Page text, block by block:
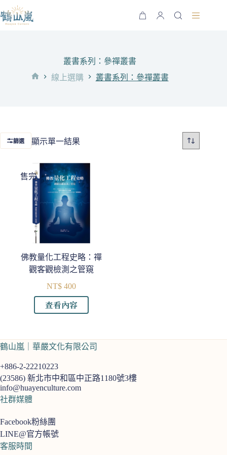
至
購
叢書系列：參禪叢書
線上選購 叢書系列：參禪叢書
篩選 顯示單一結果
售完
佛教量化工程史略：禪
觀客觀檢測之管窺
NT$ 400
查看內容
鶴山嵐｜華嚴文化有限公司
+886-2-22210223
(23586) 新北市中和區中正路1180號3樓
info@huayenculture.com
社群媒體
Facebook粉絲團
LINE@官方帳號
客服時間